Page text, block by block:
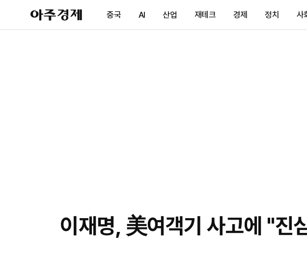
아
주
제
중국 AI 산업 재테크 경제 정치 사
이재명, 美여객기 사고에 "진